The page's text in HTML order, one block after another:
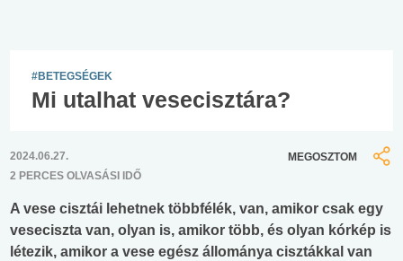
#BETEGSÉGEK
Mi utalhat vesecisztára?
2024.06.27.
2 PERCES OLVASÁSI IDŐ
MEGOSZTOM
A vese cisztái lehetnek többfélék, van, amikor csak egy
veseciszta van, olyan is, amikor több, és olyan kórkép is
létezik, amikor a vese egész állománya cisztákkal van